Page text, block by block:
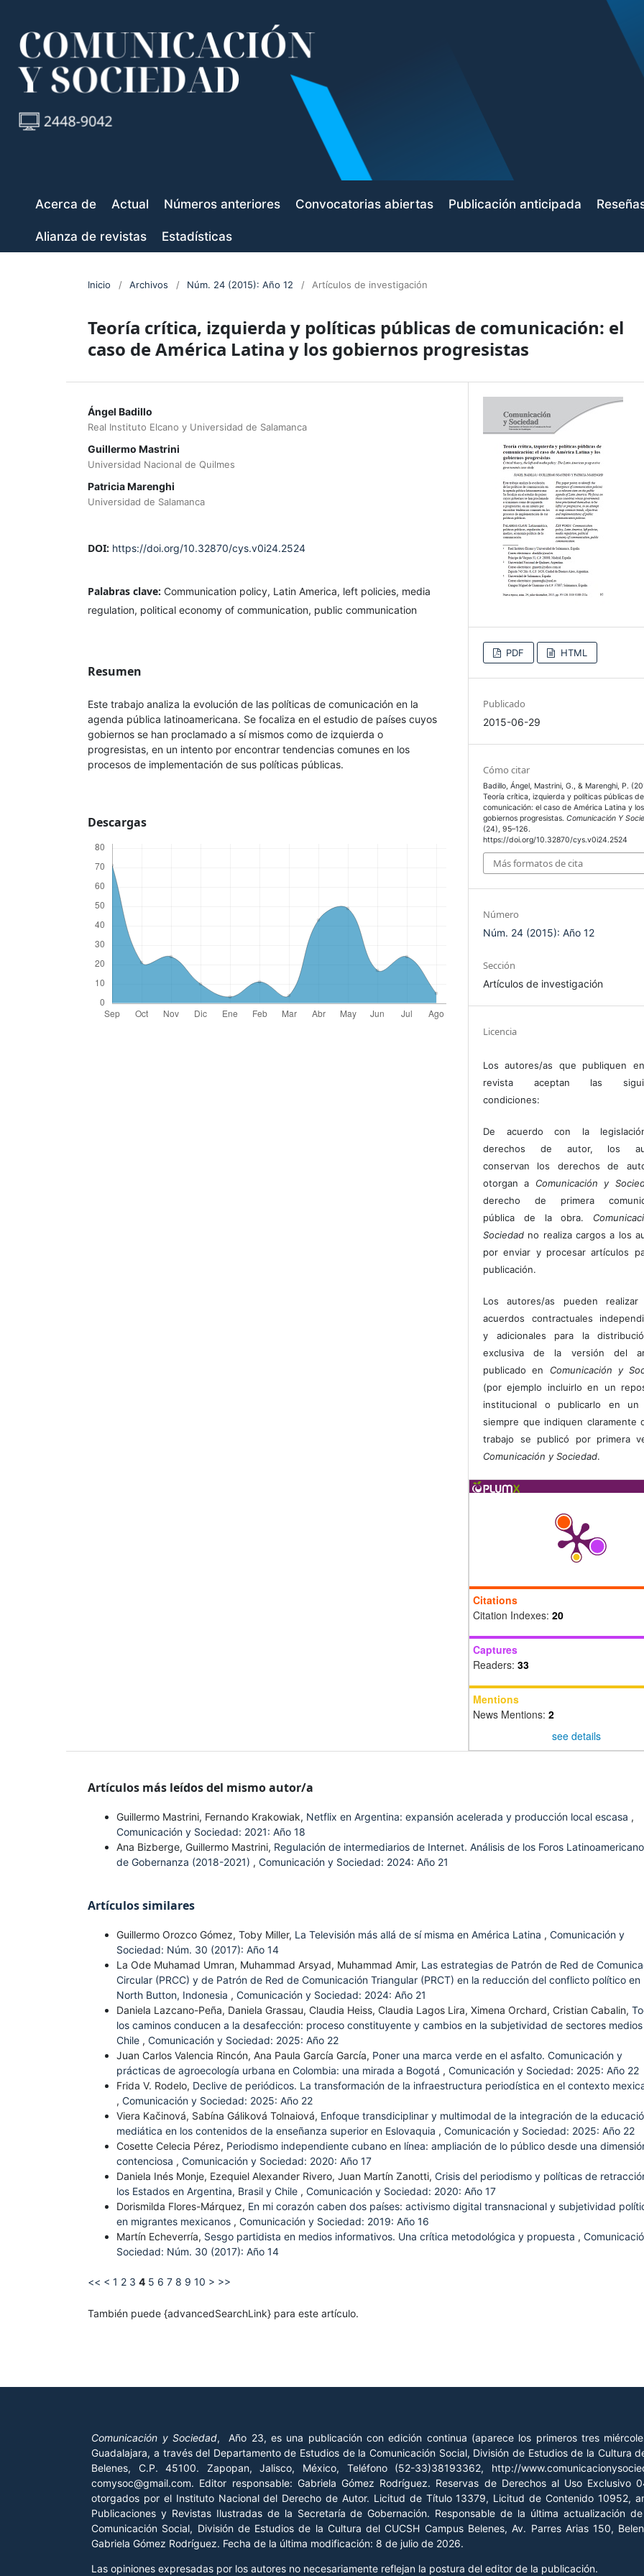
Acerca de Actual Números anteriores Convocatorias abiertas Publicación anticipada
Alianza de revistas Estadísticas
Inicio / Archivos / Núm. 24 (2015): Año 12 / Artículos de investigación
Teoría crítica, izquierda y políticas públicas de comunicación: el
caso de América Latina y los gobiernos progresistas
Ángel Badillo
Real Instituto Elcano y Universidad de Salamanca
Guillermo Mastrini
Universidad Nacional de Quilmes
Patricia Marenghi
Universidad de Salamanca
DOI: https://doi.org/10.32870/cys.v0i24.2524
Palabras clave: Communication policy, Latin America, left policies, media
regulation, political economy of communication, public communication
Resumen
Este trabajo analiza la evolución de las políticas de comunicación en la
agenda pública latinoamericana. Se focaliza en el estudio de países cuyos
gobiernos se han proclamado a sí mismos como de izquierda o
progresistas, en un intento por encontrar tendencias comunes en los
procesos de implementación de sus políticas públicas.
Descargas
PDF HTML
Publicado
2015-06-29
Cómo citar
Badillo, Ángel, Mastrini, G., & Marenghi, P.
Teoría crítica, izquierda y políticas públicas de
comunicación: el caso de América Latina y los
gobiernos progresistas.Comunicación Y
(24), 95–126.
https://doi.org/10.32870/cys.v0i24.2524
Más formatos de cita
Número
Núm. 24 (2015): Año 12
Sección
Artículos de investigación
Licencia
Los autores/as que publiquen
revista aceptan las
condiciones:
De acuerdo con la
derechos de autor, los
conservan los derechos de
otorgan a Comunicación y
derecho de primera
pública de la obra.
Sociedad no realiza cargos a los
por enviar y procesar artículos
publicación.
Los autores/as pueden realizar
acuerdos contractuales
y adicionales para la
exclusiva de la versión del
publicado en Comunicación y
(por ejemplo incluirlo en un
institucional o publicarlo en un
siempre que indiquen claramente
trabajo se publicó por primera
Comunicación y Sociedad.
Citations
Citation Indexes: 20
Captures
Readers: 33
Mentions
News Mentions: 2
see details
Artículos más leídos del mismo autor/a
Guillermo Mastrini, Fernando Krakowiak, Netflix en Argentina: expansión acelerada y producción local escasa ,
Comunicación y Sociedad: 2021: Año 18
Ana Bizberge, Guillermo Mastrini, Regulación de intermediarios de Internet. Análisis de los Foros
de Gobernanza (2018-2021) , Comunicación y Sociedad: 2024: Año 21
Artículos similares
Guillermo Orozco Gómez, Toby Miller, La Televisión más allá de sí misma en América Latina , Comunicación y
Sociedad: Núm. 30 (2017): Año 14
La Ode Muhamad Umran, Muhammad Arsyad, Muhammad Amir, Las estrategias de Patrón de Red de
Circular (PRCC) y de Patrón de Red de Comunicación Triangular (PRCT) en la reducción del conflicto político en
North Button, Indonesia , Comunicación y Sociedad: 2024: Año 21
Daniela Lazcano-Peña, Daniela Grassau, Claudia Heiss, Claudia Lagos Lira, Ximena Orchard, Cristian Cabalin,
los caminos conducen a la desafección: proceso constituyente y cambios en la subjetividad de sectores
Chile , Comunicación y Sociedad: 2025: Año 22
Juan Carlos Valencia Rincón, Ana Paula García García, Poner una marca verde en el asfalto. Comunicación y
prácticas de agroecología urbana en Colombia: una mirada a Bogotá , Comunicación y Sociedad: 2025: Año 22
Frida V. Rodelo, Declive de periódicos. La transformación de la infraestructura periodística en el contexto
, Comunicación y Sociedad: 2025: Año 22
Viera Kačinová, Sabína Gáliková Tolnaiová, Enfoque transdiciplinar y multimodal de la integración de la
mediática en los contenidos de la enseñanza superior en Eslovaquia , Comunicación y Sociedad: 2025: Año 22
Cosette Celecia Pérez, Periodismo independiente cubano en línea: ampliación de lo público desde una
contenciosa , Comunicación y Sociedad: 2020: Año 17
Daniela Inés Monje, Ezequiel Alexander Rivero, Juan Martín Zanotti, Crisis del periodismo y políticas de
los Estados en Argentina, Brasil y Chile , Comunicación y Sociedad: 2020: Año 17
Dorismilda Flores-Márquez, En mi corazón caben dos países: activismo digital transnacional y subjetividad
en migrantes mexicanos , Comunicación y Sociedad: 2019: Año 16
Martín Echeverría, Sesgo partidista en medios informativos. Una crítica metodológica y propuesta ,
Sociedad: Núm. 30 (2017): Año 14
<< < 1 2 3 4 5 6 7 8 9 10 > >>
También puede {advancedSearchLink} para este artículo.
Comunicación y Sociedad, Año 23, es una publicación con edición continua (aparece los primeros tres
Guadalajara, a través del Departamento de Estudios de la Comunicación Social, División de Estudios de la Cultura
Belenes, C.P. 45100. Zapopan, Jalisco, México, Teléfono (52-33)38193362, http://
comysoc@gmail.com. Editor responsable: Gabriela Gómez Rodríguez. Reservas de Derechos al Uso
otorgados por el Instituto Nacional del Derecho de Autor. Licitud de Título 13379, Licitud de Contenido 10952,
Publicaciones y Revistas Ilustradas de la Secretaría de Gobernación. Responsable de la última actualización
Comunicación Social, División de Estudios de la Cultura del CUCSH Campus Belenes, Av. Parres Arias 150,
Gabriela Gómez Rodríguez. Fecha de la última modificación: 8 de julio de 2026.
Las opiniones expresadas por los autores no necesariamente reflejan la postura del editor de la publicación.